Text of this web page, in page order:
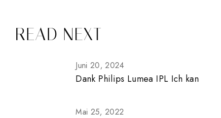
READ NEXT
Juni 20, 2024
Dank Philips Lumea IPL Ich kan
Mai 25, 2022